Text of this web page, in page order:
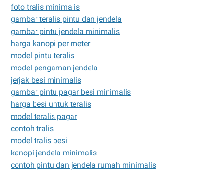
foto tralis minimalis
gambar teralis pintu dan jendela
gambar pintu jendela minimalis
harga kanopi per meter
model pintu teralis
model pengaman jendela
jerjak besi minimalis
gambar pintu pagar besi minimalis
harga besi untuk teralis
model teralis pagar
contoh tralis
model tralis besi
kanopi jendela minimalis
contoh pintu dan jendela rumah minimalis